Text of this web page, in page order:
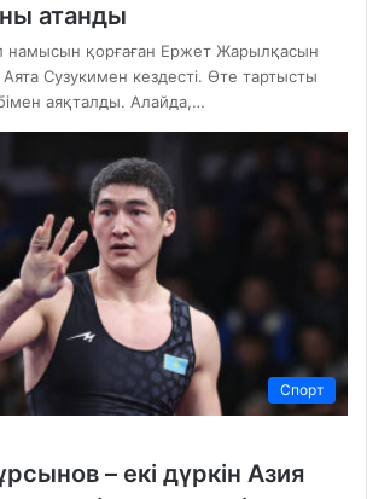
атанды
намысын қорғаған Ержет Жарылқасын
Сузукимен кездесті. Өте тартысты
аяқталды. Алайда,…
Спорт
– екі дүркін Азия